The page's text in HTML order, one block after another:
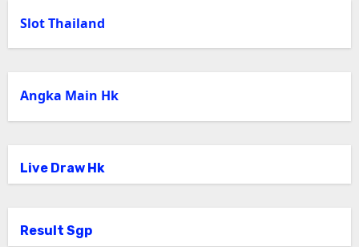
Slot Thailand
Angka Main Hk
Live Draw Hk
Result Sgp